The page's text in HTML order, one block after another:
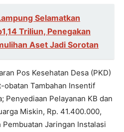
Selamatkan
Triliun, Penegakan
Aset Jadi Sorotan
Pos Kesehatan Desa (PKD)
obatan Tambahan Insentif
Penyediaan Pelayanan KB dan
Miskin, Rp. 41.400.000,
Jaringan Instalasi